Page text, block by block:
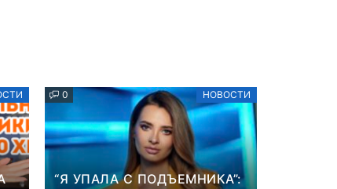
0 НОВОСТИ
“Я УПАЛА С ПОДЪЕМНИКА”: